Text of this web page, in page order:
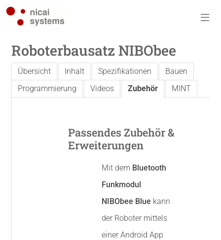
Roboterbausatz NIBObee
Übersicht Inhalt Spezifikationen
Bauen
Programmierung
Videos Zubehör MINT
Passendes Zubehör &
Erweiterungen
Mit dem Bluetooth
Funkmodul
NIBObee Blue kann
der Roboter mittels
einer Android App